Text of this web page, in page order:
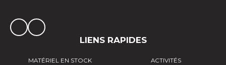
LIENS RAPIDES
MATÉRIEL EN STOCK
ACTIVITÉS